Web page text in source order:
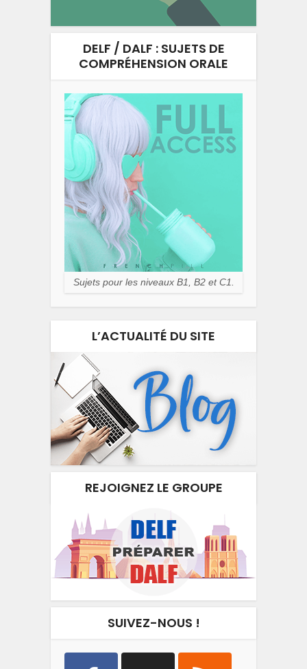
DELF / DALF : SUJETS DE
COMPRÉHENSION ORALE
Sujets pour les niveaux B1, B2 et C1.
L’ACTUALITÉ DU SITE
REJOIGNEZ LE GROUPE
SUIVEZ-NOUS !